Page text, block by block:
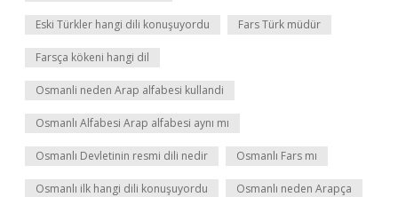
Eski Türkler hangi dili konuşuyordu Fars Türk müdür
Farsça kökeni hangi dil
Osmanli neden Arap alfabesi kullandi
Osmanlı Alfabesi Arap alfabesi aynı mı
Osmanlı Devletinin resmi dili nedir Osmanlı Fars mı
Osmanlı ilk hangi dili konuşuyordu Osmanlı neden Arapça